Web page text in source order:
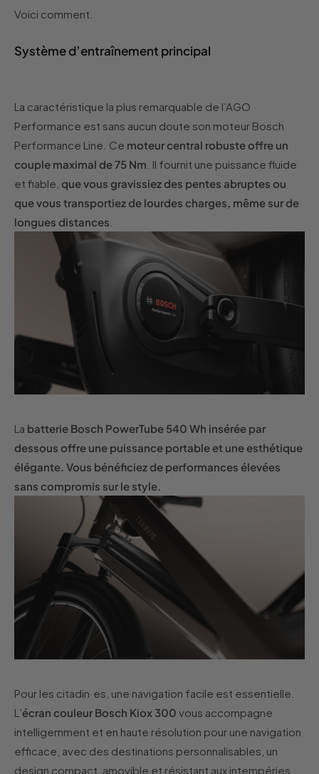
Voici comment.
Système d’entraînement principal
La caractéristique la plus remarquable de l’AGO
Performance est sans aucun doute son moteur Bosch
Performance Line. Ce moteur central robuste offre un
couple maximal de 75 Nm . Il fournit une puissance fluide
et fiable, que vous gravissiez des pentes abruptes ou
que vous transportiez de lourdes charges, même sur de
longues distances
La batterie Bosch PowerTube 540 Wh insérée par
dessous offre une puissance portable et une esthétique
élégante. Vous bénéficiez de performances élevées
sans compromis sur le style.
Pour les citadin·es, une navigation facile est essentielle.
L’écran couleur Bosch Kiox 300 vous accompagne
intelligemment et en haute résolution pour une navigation
efficace, avec des destinations personnalisables, un
design compact, amovible et résistant aux intempéries,